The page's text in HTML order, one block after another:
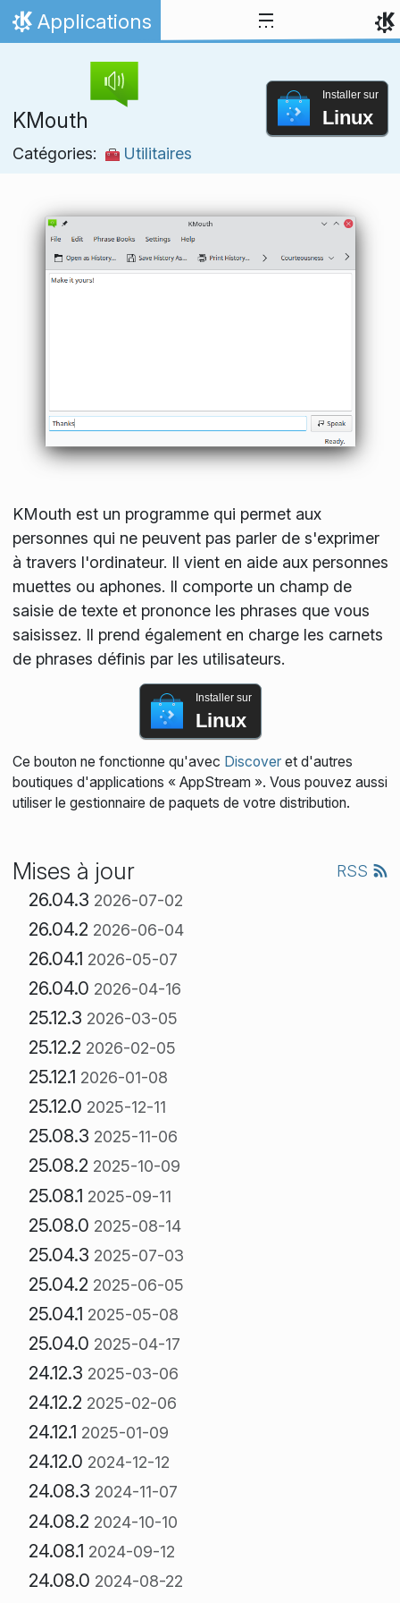
Aller directement au contenu
Accueil
Applications
KMouth
Catégories: Utilitaires
Installer sur
Linux
KMouth est un programme qui permet aux
personnes qui ne peuvent pas parler de s'exprimer
à travers l'ordinateur. Il vient en aide aux personnes
muettes ou aphones. Il comporte un champ de
saisie de texte et prononce les phrases que vous
saisissez. Il prend également en charge les carnets
de phrases définis par les utilisateurs.
Installer sur
Linux
Ce bouton ne fonctionne qu'avec Discoveret d'autres
boutiques d'applications « AppStream ». Vous pouvez aussi
utiliser le gestionnaire de paquets de votre distribution.
Mises à jour RSS
26.04.3 2026-07-02
26.04.2 2026-06-04
26.04.1 2026-05-07
26.04.0 2026-04-16
25.12.3 2026-03-05
25.12.2 2026-02-05
25.12.1 2026-01-08
25.12.0 2025-12-11
25.08.3 2025-11-06
25.08.2 2025-10-09
25.08.1 2025-09-11
25.08.0 2025-08-14
25.04.3 2025-07-03
25.04.2 2025-06-05
25.04.1 2025-05-08
25.04.0 2025-04-17
24.12.3 2025-03-06
24.12.2 2025-02-06
24.12.1 2025-01-09
24.12.0 2024-12-12
24.08.3 2024-11-07
24.08.2 2024-10-10
24.08.1 2024-09-12
24.08.0 2024-08-22